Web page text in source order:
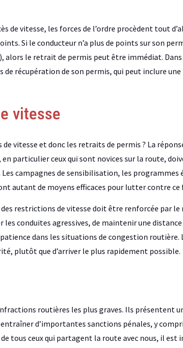
de vitesse, les forces de l’ordre procèdent tout
Si le conducteur n’a plus de points sur son
le retrait de permis peut être immédiat. Dans
de récupération de son permis, qui peut inclure
vitesse
vitesse et donc les retraits de permis ? La
particulier ceux qui sont novices sur la route,
Les campagnes de sensibilisation, les programmes
autant de moyens efficaces pour lutter contre ce
des restrictions de vitesse doit être renforcée par le
conduites agressives, de maintenir une distance
dans les situations de congestion
plutôt que d’arriver le plus rapidement possible.
routières les plus graves. Ils présentent
d’importantes sanctions pénales, y
tous ceux qui partagent la route avec nous, il est